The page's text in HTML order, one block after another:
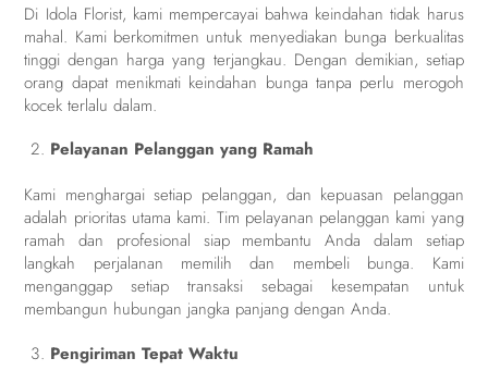
Di Idola Florist, kami mempercayai bahwa keindahan tidak harus
mahal. Kami berkomitmen untuk menyediakan bunga berkualitas
tinggi dengan harga yang terjangkau. Dengan demikian, setiap
orang dapat menikmati keindahan bunga tanpa perlu merogoh
kocek terlalu dalam.
Pelayanan Pelanggan yang Ramah
Kami menghargai setiap pelanggan, dan kepuasan pelanggan
adalah prioritas utama kami. Tim pelayanan pelanggan kami yang
ramah dan profesional siap membantu Anda dalam setiap
langkah perjalanan memilih dan membeli bunga. Kami
menganggap setiap transaksi sebagai kesempatan untuk
membangun hubungan jangka panjang dengan Anda.
Pengiriman Tepat Waktu